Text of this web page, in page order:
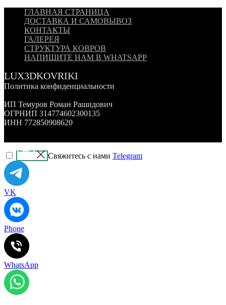
ГЛАВНАЯ СТРАНИЦА
ДОСТАВКА И САМОВЫВОЗ
КОНТАКТЫ
ГАЛЕРЕЯ
СТРУКТУРА КОВРОВ
НАПИШИТЕ НАМ В WHATSAPP
LUX3DKOVRIKI
Политика конфиденциальности
ИП Темуров Роман Рашидович
ОГРНИП 314774602300135
ИНН 772850908620
Свяжитесь с нами Telegram
VK
Phone
WhatsApp